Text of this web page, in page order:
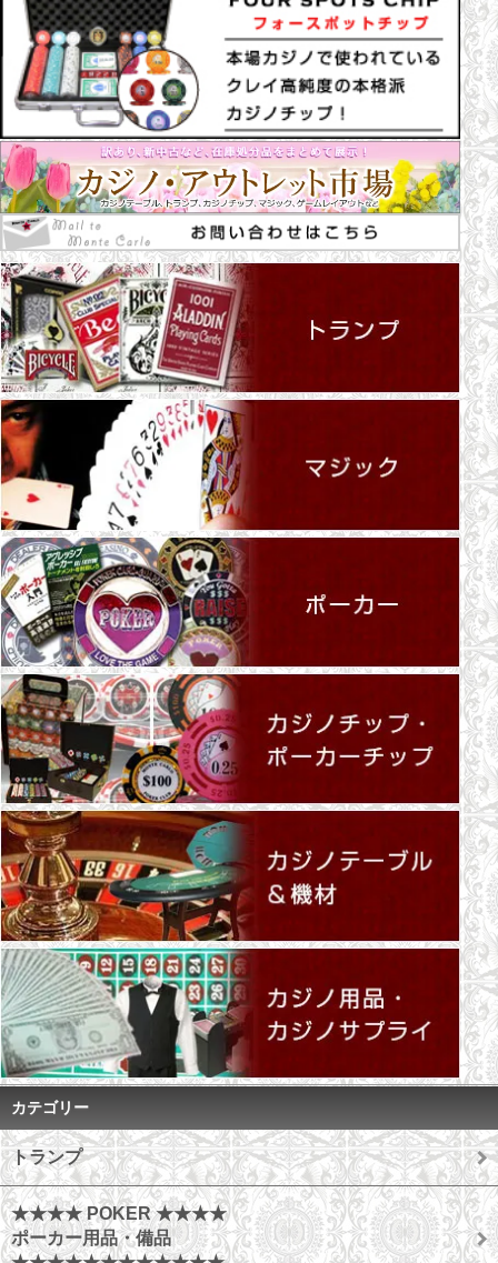
カテゴリー
トランプ
★★★★ POKER ★★★★
ポーカー用品・備品